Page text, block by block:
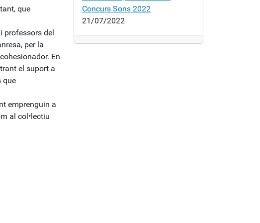
que
professors del
per la
En
el suport a
que
emprenguin a
al col•lectiu
Concurs Sons 2022
21/07/2022